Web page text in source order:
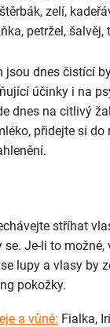
zelí,
petržel, šalvěj,
jsou dnes čistící
účinky i na
dnes na citlivý
přidejte si do
stříhat
Je-li to možné,
lupy a vlasy by
pokožky.
a vůně: Fialka,